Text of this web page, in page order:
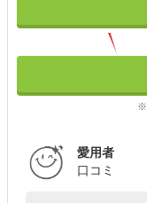
※
愛用者
口コミ